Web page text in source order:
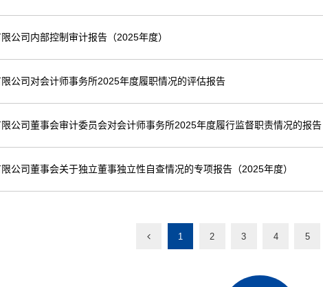
公司内部控制审计报告（2025年度）
公司对会计师事务所2025年度履职情况的评估报告
公司董事会审计委员会对会计师事务所2025年度履行监督职责情况的报告
公司董事会关于独立董事独立性自查情况的专项报告（2025年度）
1 2 3 4 5